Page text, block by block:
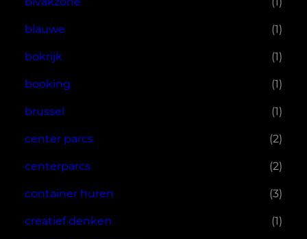
blauwe (1)
bokrijk (1)
booking (1)
brussel (1)
center parcs (2)
centerparcs (2)
container huren (3)
creatief denken (1)